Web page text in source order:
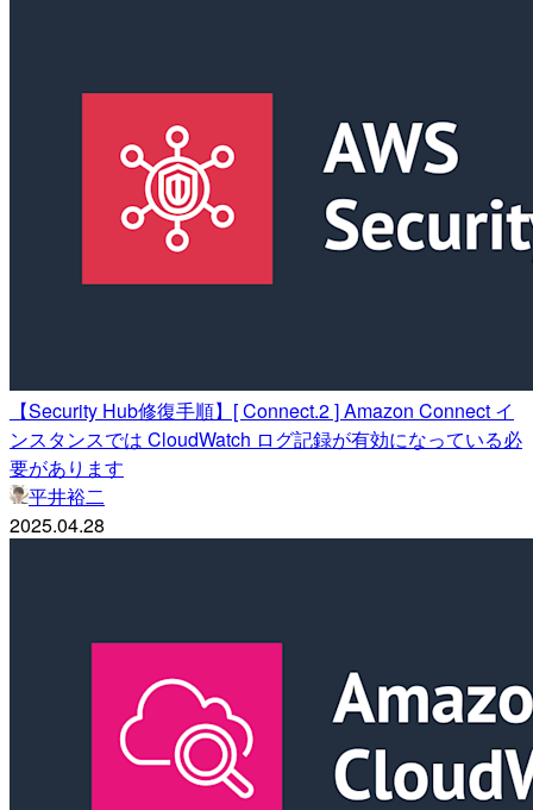
【Security Hub修復手順】[ Connect.2 ] Amazon Connect イ
ンスタンスでは CloudWatch ログ記録が有効になっている必
要があります
平井裕二
2025.04.28